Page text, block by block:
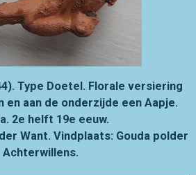
Type Doetel. Florale versiering
en aan de onderzijde een Aapje.
2e helft 19e eeuw.
Want. Vindplaats: Gouda polder
Achterwillens.